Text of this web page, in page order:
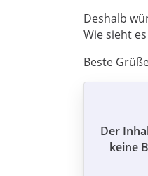
Deshalb
Wie sieht
Beste
Der
keine